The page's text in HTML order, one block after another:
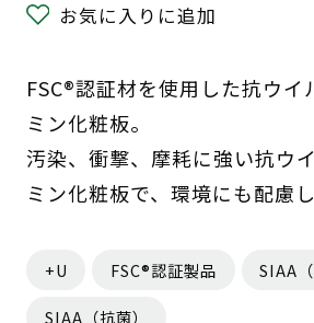
お気に入りに追加
FSC®認証材を使用した抗ウイ
ミン化粧板。
汚染、衝撃、摩耗に強い抗ウ
ミン化粧板で、環境にも配慮
+U FSC®認証製品 SIAA
SIAA（抗菌）